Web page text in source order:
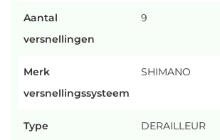
Aantal
versnellingen
9
Merk
versnellingssysteem
SHIMANO
Type
DERAILLEUR